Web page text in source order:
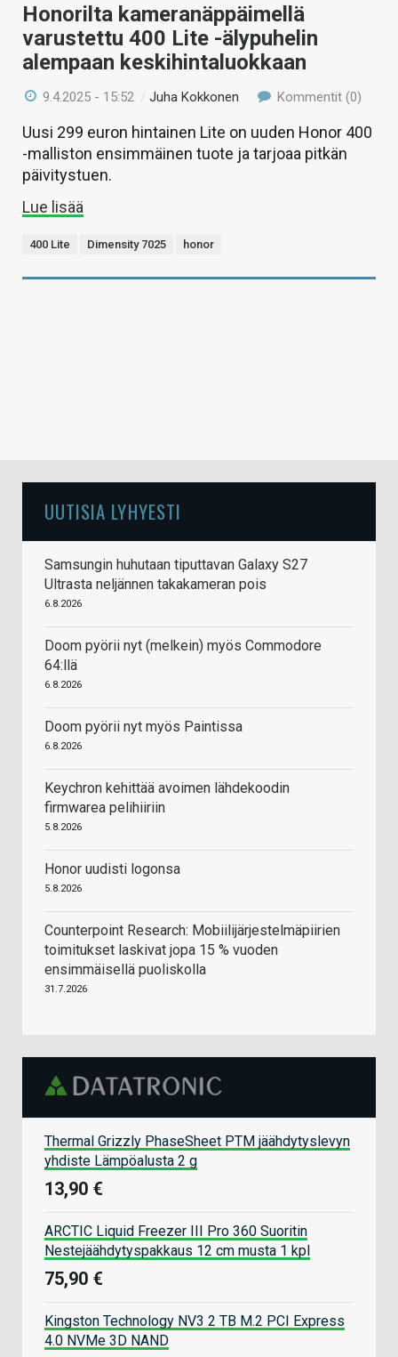
Honorilta kameranäppäimellä
varustettu 400 Lite -älypuhelin
alempaan keskihintaluokkaan
9.4.2025 - 15:52 /Juha Kokkonen Kommentit (0)
Uusi 299 euron hintainen Lite on uuden Honor 400
-malliston ensimmäinen tuote ja tarjoaa pitkän
päivitystuen.
Lue lisää
400 Lite Dimensity 7025 honor
UUTISIA LYHYESTI
Samsungin huhutaan tiputtavan Galaxy S27
Ultrasta neljännen takakameran pois
6.8.2026
Doom pyörii nyt (melkein) myös Commodore
64:llä
6.8.2026
Doom pyörii nyt myös Paintissa
6.8.2026
Keychron kehittää avoimen lähdekoodin
firmwarea pelihiiriin
5.8.2026
Honor uudisti logonsa
5.8.2026
Counterpoint Research: Mobiilijärjestelmäpiirien
toimitukset laskivat jopa 15 % vuoden
ensimmäisellä puoliskolla
31.7.2026
Thermal Grizzly PhaseSheet PTM jäähdytyslevyn
yhdiste Lämpöalusta 2 g
13,90 €
ARCTIC Liquid Freezer III Pro 360 Suoritin
Nestejäähdytyspakkaus 12 cm musta 1 kpl
75,90 €
Kingston Technology NV3 2 TB M.2 PCI Express
4.0 NVMe 3D NAND